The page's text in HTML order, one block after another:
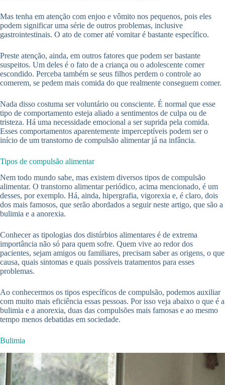
Mas tenha em atenção com enjoo e vômito nos pequenos, pois eles
podem significar uma série de outros problemas, inclusive
gastrointestinais. O ato de comer até vomitar é bastante específico.
Preste atenção, ainda, em outros fatores que podem ser bastante
suspeitos. Um deles é o fato de a criança ou o adolescente comer
escondido. Perceba também se seus filhos perdem o controle ao
comerem, se pedem mais comida do que realmente conseguem comer.
Nada disso costuma ser voluntário ou consciente. É normal que esse
tipo de comportamento esteja aliado a sentimentos de culpa ou de
tristeza. Há uma necessidade emocional a ser suprida pela comida.
Esses comportamentos aparentemente imperceptíveis podem ser o
início de um transtorno de compulsão alimentar já na infância.
Tipos de compulsão alimentar
Nem todo mundo sabe, mas existem diversos tipos de compulsão
alimentar. O transtorno alimentar periódico, acima mencionado, é um
desses, por exemplo. Há, ainda, hipergrafia, vigorexia e, é claro, dois
dos mais famosos, que serão abordados a seguir neste artigo, que são a
bulimia e a anorexia.
Conhecer as tipologias dos distúrbios alimentares é de extrema
importância não só para quem sofre. Quem vive ao redor dos
pacientes, sejam amigos ou familiares, precisam saber as origens, o que
causa, quais sintomas e quais possíveis tratamentos para esses
problemas.
Ao conhecermos os tipos específicos de compulsão, podemos auxiliar
com muito mais eficiência essas pessoas. Por isso veja abaixo o que é a
bulimia e a anorexia, duas das compulsões mais famosas e ao mesmo
tempo menos debatidas em sociedade.
Bulimia